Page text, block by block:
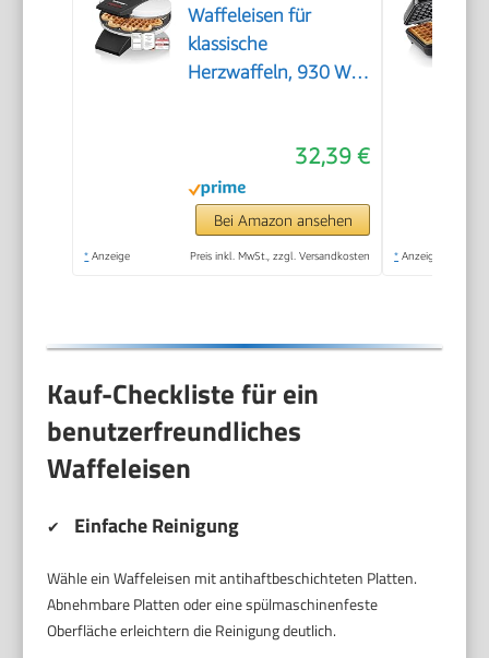
Waffeleisen für
klassische
Herzwaffeln, 930 W,
Bräunungsgrad, weiß,
Metall
32,39 €
Bei Amazon ansehen
* Anzeige Preis inkl. MwSt., zzgl. Versandkosten * Anzeige
Kauf-Checkliste für ein
benutzerfreundliches
Waffeleisen
✔ Einfache Reinigung
Wähle ein Waffeleisen mit antihaftbeschichteten Platten.
Abnehmbare Platten oder eine spülmaschinenfeste
Oberfläche erleichtern die Reinigung deutlich.